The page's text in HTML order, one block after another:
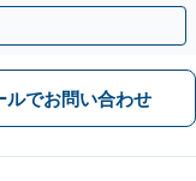
ルでお問い合わせ